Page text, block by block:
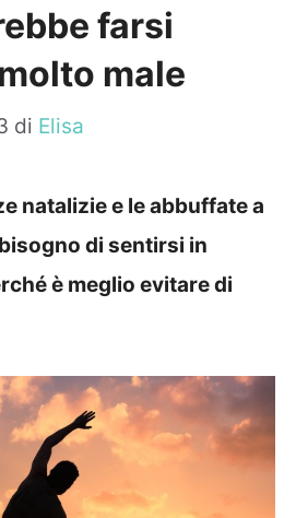
farsi
male
di Elisa
natalizie e le abbuffate a
di sentirsi in
è meglio evitare di